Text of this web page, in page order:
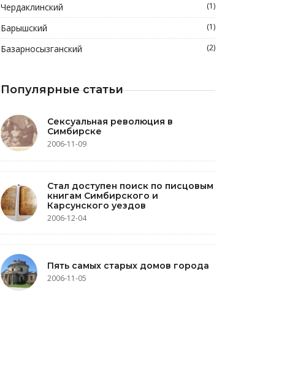
Чердаклинский (1)
Барышский (1)
Базарносызганский (2)
Популярные статьи
Сексуальная революция в
Симбирске
2006-11-09
Стал доступен поиск по писцовым
книгам Симбирского и
Карсунского уездов
2006-12-04
Пять самых старых домов города
2006-11-05